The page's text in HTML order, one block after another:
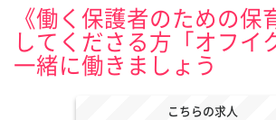
《働く保護者のための保
してくださる方「オフイ
一緒に働きましょう
こちらの求人